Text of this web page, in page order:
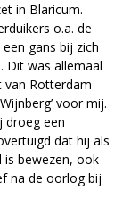
in Blaricum.
o.a. de
gans bij zich
Dit was allemaal
van Rotterdam
voor mij.
droeg een
dat hij als
is bewezen, ook
na de oorlog bij